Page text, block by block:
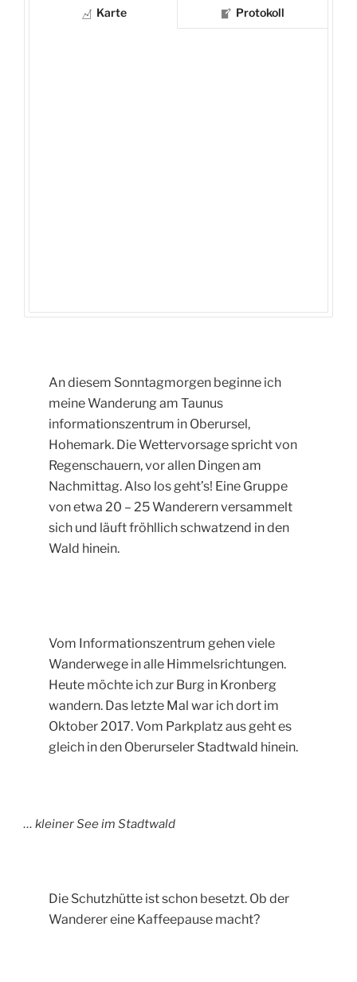
Karte Protokoll
An diesem Sonntagmorgen beginne ich
meine Wanderung am Taunus
informationszentrum in Oberursel,
Hohemark. Die Wettervorsage spricht von
Regenschauern, vor allen Dingen am
Nachmittag. Also los geht’s! Eine Gruppe
von etwa 20 – 25 Wanderern versammelt
sich und läuft fröhllich schwatzend in den
Wald hinein.
Vom Informationszentrum gehen viele
Wanderwege in alle Himmelsrichtungen.
Heute möchte ich zur Burg in Kronberg
wandern. Das letzte Mal war ich dort im
Oktober 2017. Vom Parkplatz aus geht es
gleich in den Oberurseler Stadtwald hinein.
… kleiner See im Stadtwald
Die Schutzhütte ist schon besetzt. Ob der
Wanderer eine Kaffeepause macht?